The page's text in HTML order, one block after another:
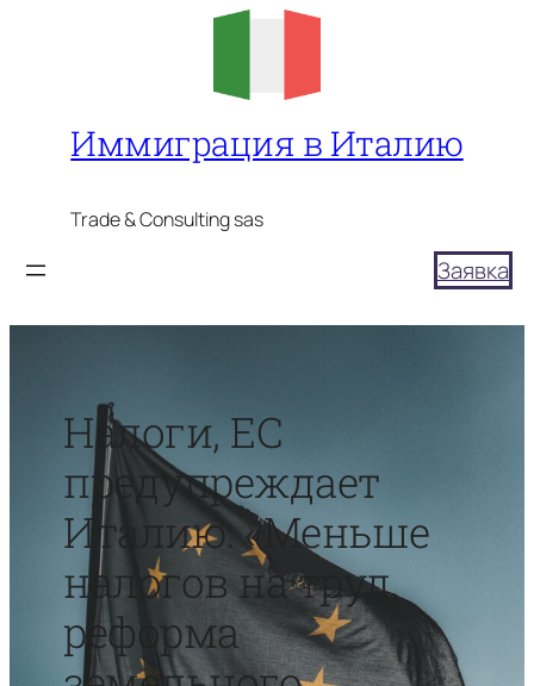
Иммиграция в Италию
Trade & Consulting sas
Заявка
Налоги, ЕС
предупреждает
Италию: «Меньше
налогов на труд,
реформа